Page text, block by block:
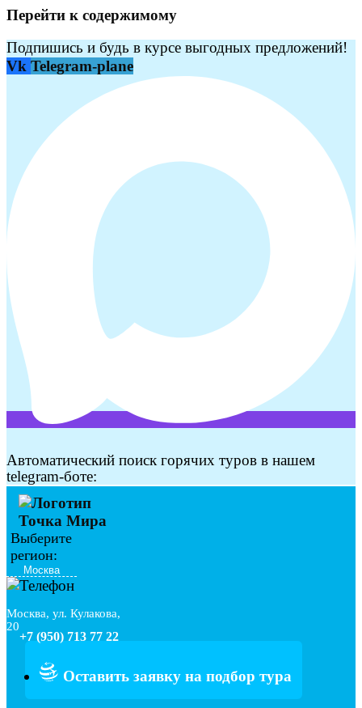
Перейти к содержимому
Подпишись и будь в курсе выгодных предложений!
Vk Telegram-plane
Автоматический поиск горячих туров в нашем
telegram-боте:
Выберите
регион:
Москва, ул. Кулакова,
20
+7 (950) 713 77 22
Оставить заявку на подбор тура